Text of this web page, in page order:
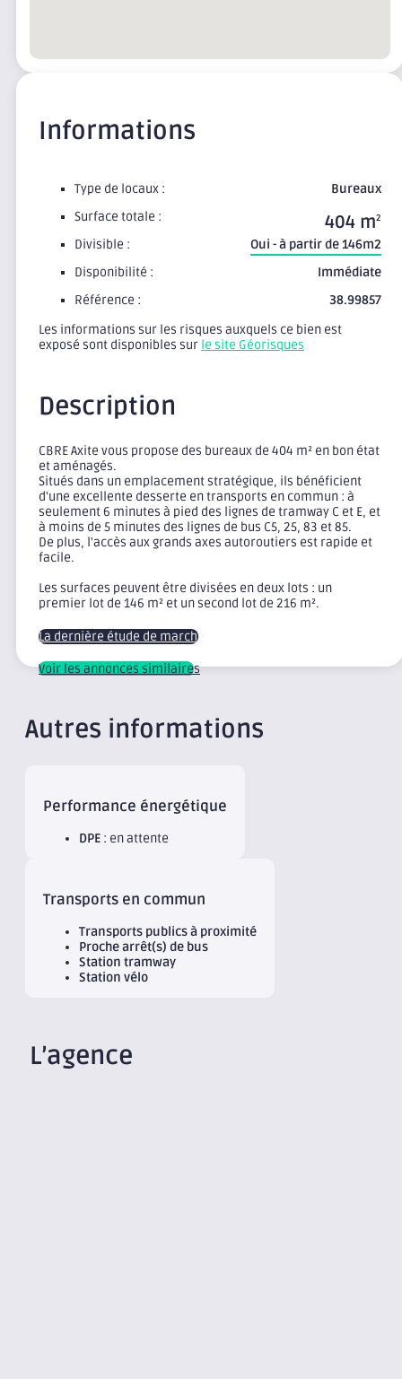
Informations
Type de locaux :
Bureaux
Surface totale :
404 m2
Divisible :
Oui - à partir de 146m2
Disponibilité :
Immédiate
Référence :
38.99857
Les informations sur les risques auxquels ce bien est
exposé sont disponibles sur le site Géorisques
Description
CBRE Axite vous propose des bureaux de 404 m² en bon état
et aménagés.
Situés dans un emplacement stratégique, ils bénéficient
d'une excellente desserte en transports en commun : à
seulement 6 minutes à pied des lignes de tramway C et E, et
à moins de 5 minutes des lignes de bus C5, 25, 83 et 85.
De plus, l'accès aux grands axes autoroutiers est rapide et
facile.
Les surfaces peuvent être divisées en deux lots : un
premier lot de 146 m² et un second lot de 216 m².
La dernière étude de marché
Voir les annonces similaires
Autres informations
Performance énergétique
DPE : en attente
Transports en commun
Transports publics à proximité
Proche arrêt(s) de bus
Station tramway
Station vélo
L’agence